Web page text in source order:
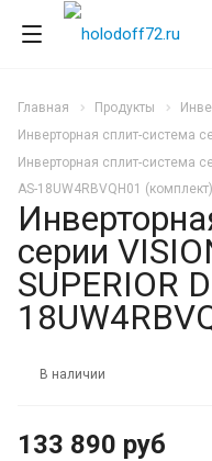
Главная Продукты
Инверторная сплит-система
Инверторная сплит-система
AS-18UW4RBVQH01 (комплект)
серии
SUPERIOR
В наличии
133 890 руб